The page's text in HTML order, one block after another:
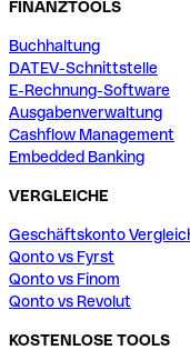
FINANZTOOLS
Buchhaltung
DATEV-Schnittstelle
E-Rechnung-Software
Ausgabenverwaltung
Cashflow Management
Embedded Banking
VERGLEICHE
Geschäftskonto
Qonto vs Fyrst
Qonto vs Finom
Qonto vs Revolut
KOSTENLOSE TOOLS